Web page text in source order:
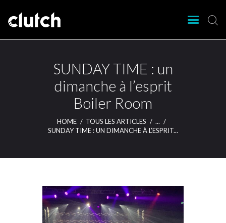
SUNDAY TIME : un
dimanche à l’esprit
Boiler Room
HOME TOUS LES ARTICLES
...
SUNDAY TIME : UN DIMANCHE À L’ESPRIT...
Clutch Webzine
Agenda
Nos éditions
Magazine
Articles
Lieux